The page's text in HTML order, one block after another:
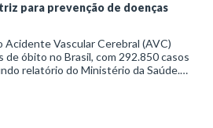
para prevenção de doenças
Acidente Vascular Cerebral (AVC)
de óbito no Brasil, com 292.850 casos
relatório do Ministério da Saúde.
Brasileira de Cardiologia (SBC) lançou